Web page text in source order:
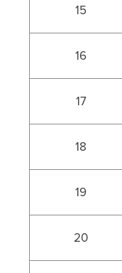
15
16
17
18
19
20